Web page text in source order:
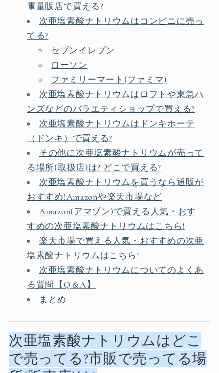
電量販店で買える?
次亜塩素酸ナトリウムはコンビニに売っ
てる?
セブンイレブン
ローソン
ファミリーマート(ファミマ)
次亜塩素酸ナトリウムはロフトや東急ハ
ンズなどのバラエティショップで買える?
次亜塩素酸ナトリウムはドンキホーテ
（ドンキ）で買える?
その他に次亜塩素酸ナトリウムが売って
る場所(取扱店)は? どこで買える?
次亜塩素酸ナトリウムを買うなら通販が
おすすめ!Amazonや楽天市場など
Amazon(アマゾン)で買える人気・おす
すめの次亜塩素酸ナトリウムはこちら!
楽天市場で買える人気・おすすめの次亜
塩素酸ナトリウムはこちら!
次亜塩素酸ナトリウムについてのよくあ
る質問【Q＆A】
まとめ
次亜塩素酸ナトリウムはどこ
で売ってる?市販で売ってる場